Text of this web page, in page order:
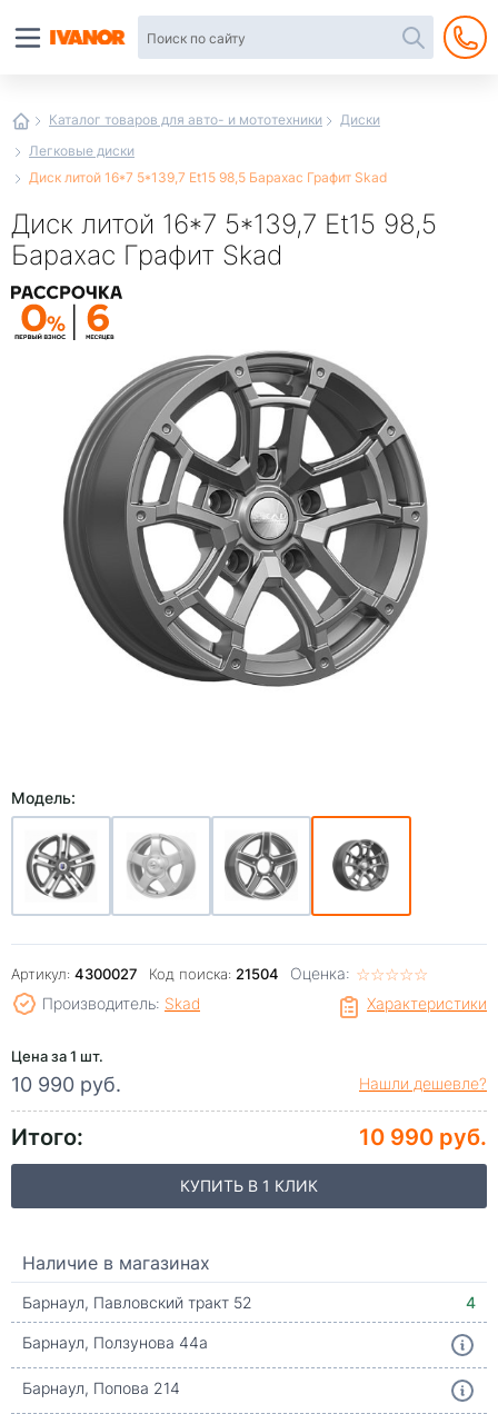
Каталог товаров для авто- и мототехники
Диски
Легковые диски
Диск литой 16*7 5*139,7 Et15 98,5 Барахас Графит Skad
Диск литой 16*7 5*139,7 Et15 98,5
Барахас Графит Skad
Модель:
Артикул: 4300027 Код поиска: 21504 Оценка: ☆☆☆☆☆
★★★★★
Характеристики
Производитель: Skad
Цена за 1 шт.
10 990 руб. Нашли дешевле?
Итого: 10 990 руб.
КУПИТЬ В 1 КЛИК
Наличие в магазинах
Барнаул, Павловский тракт 52
4
Барнаул, Ползунова 44а
Барнаул, Попова 214
интернет-